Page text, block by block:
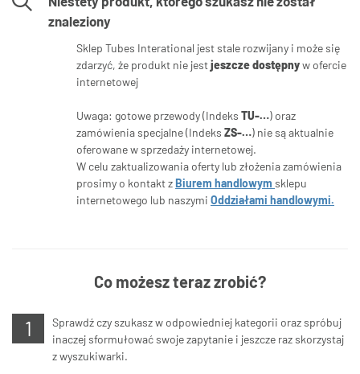
znaleziony
Sklep Tubes Interational jest stale rozwijany i może się
zdarzyć, że produkt nie jestjeszcze dostępnyw ofercie
internetowej
Uwaga: gotowe przewody (Indeks TU-…) oraz
zamówienia specjalne (Indeks ZS-…) nie są aktualnie
oferowane w sprzedaży internetowej.
W celu zaktualizowania oferty lub złożenia zamówienia
prosimy o kontakt zBiurem handlowym sklepu
internetowego lub naszymi Oddziałami handlowymi.
Co możesz teraz zrobić?
Sprawdź czy szukasz w odpowiedniej kategorii oraz spróbuj
inaczej sformułować swoje zapytanie i jeszcze raz skorzystaj
z wyszukiwarki.